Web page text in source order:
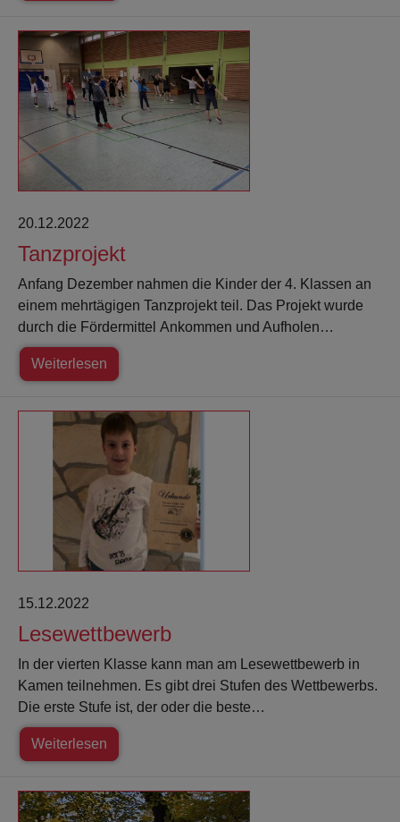
20.12.2022
Tanzprojekt
Anfang Dezember nahmen die Kinder der 4. Klassen an
einem mehrtägigen Tanzprojekt teil. Das Projekt wurde
durch die Fördermittel Ankommen und Aufholen…
Weiterlesen
15.12.2022
Lesewettbewerb
In der vierten Klasse kann man am Lesewettbewerb in
Kamen teilnehmen. Es gibt drei Stufen des Wettbewerbs.
Die erste Stufe ist, der oder die beste…
Weiterlesen